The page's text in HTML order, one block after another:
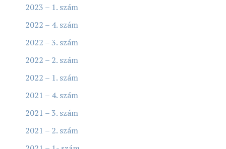
2023 – 1. szám
2022 – 4. szám
2022 – 3. szám
2022 – 2. szám
2022 – 1. szám
2021 – 4. szám
2021 – 3. szám
2021 – 2. szám